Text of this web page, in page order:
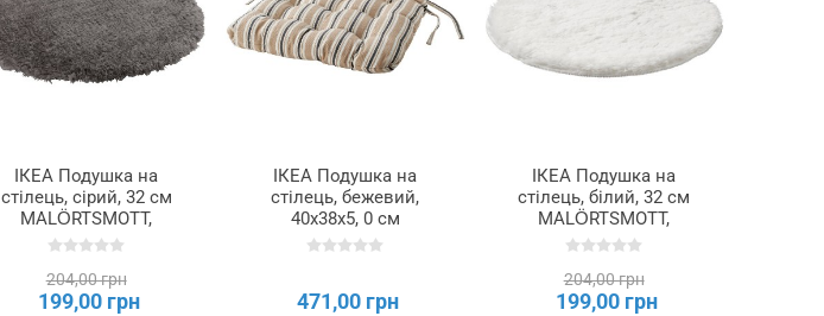
ІКЕА Подушка на
стілець, сірий, 32 см
MALÖRTSMOTT,
005.531.52
204,00 грн
199,00 грн
ІКЕА Подушка на
стілець, бежевий,
40x38x5, 0 см
VATTENMOTT,
471,00 грн
ІКЕА Подушка на
стілець, білий, 32 см
MALÖRTSMOTT,
205.635.60
204,00 грн
199,00 грн